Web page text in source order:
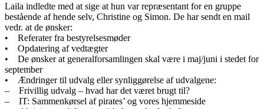
Laila indledte med at sige at hun var repræsentant for en gruppe
bestående af hende selv, Christine og Simon. De har sendt en mail
vedr. at de ønsker:
• Referater fra bestyrelsesmøder
• Opdatering af vedtægter
• De ønsker at generalforsamlingen skal være i maj/juni i stedet for
september
• Ændringer til udvalg eller synliggørelse af udvalgene:
– Frivillig udvalg – hvad har det været brugt til?
– IT: Sammenkørsel af pirates’ og vores hjemmeside